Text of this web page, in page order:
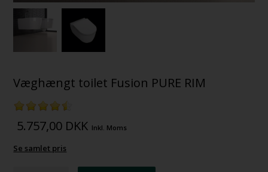
Væghængt toilet Fusion PURE RIM
5.757,00 DKK Inkl. Moms
Se samlet pris